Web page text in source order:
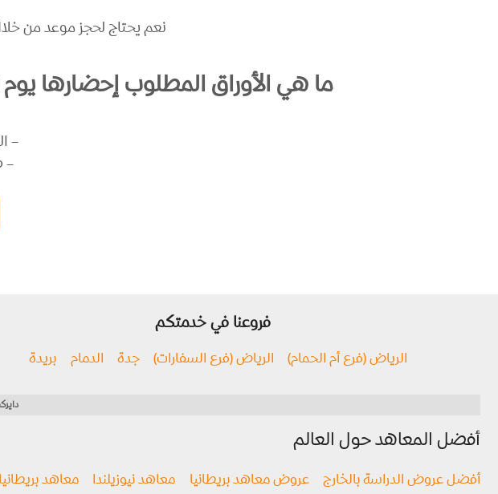
نعم يحتاج لحجز موعد من
ما هي الأوراق المطلوب إحضارها يوم
–
–
فروعنا في خدمتكم
الرياض (فرع أم الحمام) الرياض (فرع السفارات) جدة الدمام بريدة
أفضل المعاهد حول العالم
أفضل عروض الدراسة بالخارج عروض معاهد بريطانيا معاهد نيوزيلندا معاهد بريطانيا